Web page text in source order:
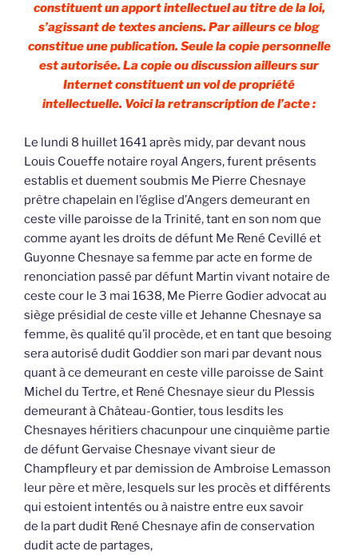
constituent un apport intellectuel au titre de la loi,
s’agissant de textes anciens. Par ailleurs ce blog
constitue une publication. Seule la copie personnelle
est autorisée. La copie ou discussion ailleurs sur
Internet constituent un vol de propriété
intellectuelle. Voici la retranscription de l’acte :
Le lundi 8 huillet 1641 après midy, par devant nous
Louis Coueffe notaire royal Angers, furent présents
establis et duement soubmis Me Pierre Chesnaye
prêtre chapelain en l’église d’Angers demeurant en
ceste ville paroisse de la Trinité, tant en son nom que
comme ayant les droits de défunt Me René Cevillé et
Guyonne Chesnaye sa femme par acte en forme de
renonciation passé par défunt Martin vivant notaire de
ceste cour le 3 mai 1638, Me Pierre Godier advocat au
siège présidial de ceste ville et Jehanne Chesnaye sa
femme, ès qualité qu’il procède, et en tant que besoing
sera autorisé dudit Goddier son mari par devant nous
quant à ce demeurant en ceste ville paroisse de Saint
Michel du Tertre, et René Chesnaye sieur du Plessis
demeurant à Château-Gontier, tous lesdits les
Chesnayes héritiers chacunpour une cinquième partie
de défunt Gervaise Chesnaye vivant sieur de
Champfleury et par demission de Ambroise Lemasson
leur père et mère, lesquels sur les procès et différents
qui estoient intentés ou à naistre entre eux savoir
de la part dudit René Chesnaye afin de conservation
dudit acte de partages,